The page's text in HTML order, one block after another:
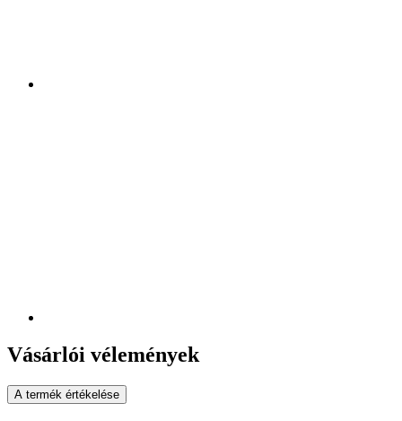
Vásárlói vélemények
A termék értékelése